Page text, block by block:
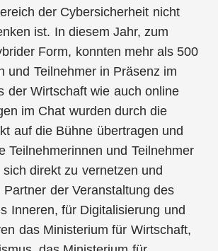
der Cybersicherheit nicht
ist. In diesem Jahr, zum
Form, konnten mehr als 500
und Teilnehmer in Präsenz im
der Wirtschaft wie auch online
im Chat wurden durch die
auf die Bühne übertragen und
Teilnehmerinnen und Teilnehmer
direkt zu vernetzen und
der Veranstaltung des
Inneren, für Digitalisierung und
das Ministerium für Wirtschaft,